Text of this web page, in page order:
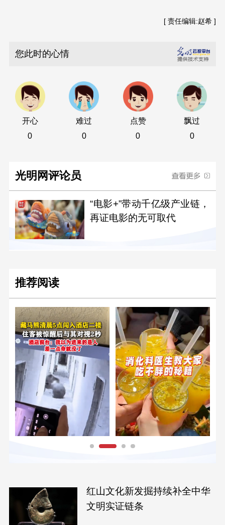
[ 责任编辑:赵希 ]
您此时的心情
开心
0
难过
0
点赞
0
飘过
0
光明网评论员
“电影+”带动千亿级产业链，
再证电影的无可取代
推荐阅读
红山文化新发掘持续补全中华
文明实证链条